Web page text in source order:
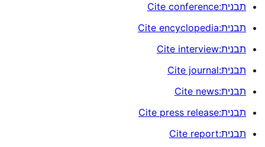
תבנית:Cite conference
תבנית:Cite encyclopedia
תבנית:Cite interview
תבנית:Cite journal
תבנית:Cite news
תבנית:Cite press release
תבנית:Cite report